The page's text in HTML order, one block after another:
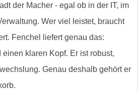
der Macher - egal ob in der IT, im
Wer viel leistet, braucht
Fenchel liefert genau das:
einen klaren Kopf. Er ist robust,
Genau deshalb gehört er